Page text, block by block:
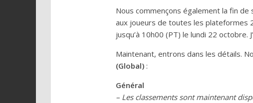
Nous commençons également la fin
aux joueurs de toutes les plateformes
jusqu’à 10h00 (PT) le lundi 22
Maintenant, entrons dans les détails.
(Global) :
Général
– Les classements sont maintenant